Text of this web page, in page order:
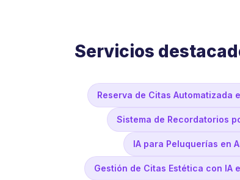
Servicios
Reserva de Citas Automatizada
Sistema de Recordatorios
IA para Peluquerías en
Gestión de Citas Estética con IA